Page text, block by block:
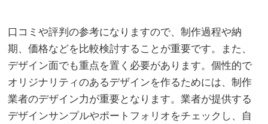
口コミや評判の参考になりますので、制作過程や納
期、価格などを比較検討することが重要です。また、
デザイン面でも重点を置く必要があります。個性的で
オリジナリティのあるデザインを作るためには、制作
業者のデザイン力が重要となります。業者が提供する
デザインサンプルやポートフォリオをチェックし、自